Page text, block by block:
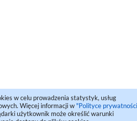
w celu prowadzenia statystyk, usług
Więcej informacji w "Polityce
użytkownik może określić warunki